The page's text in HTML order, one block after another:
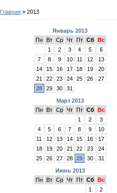
Главная » 2013
Январь 2013
Пн
Вт Ср Чт Пт Сб
Вс
1
2 3 4 5
6
7
8 9 10 11 12
13
14
15 16 17 18 19
20
21
22 23 24 25 26
27
28
29 30
31
Март 2013
Пн
Вт Ср Чт Пт Сб
Вс
1
2
3
4
5 6 7 8 9
10
11
12 13 14 15 16
17
18
19 20 21 22 23
24
25
26 27 28 29 30
31
Июнь 2013
Пн
Вт Ср Чт Пт Сб
Вс
1
2